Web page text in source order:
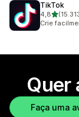
TikTok
4,8de 5
15313
Crie
Quer
Faça uma